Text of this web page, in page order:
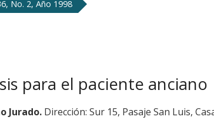
No. 2, Año 1998
para el paciente anciano
Jurado. Dirección: Sur 15, Pasaje San Luis,